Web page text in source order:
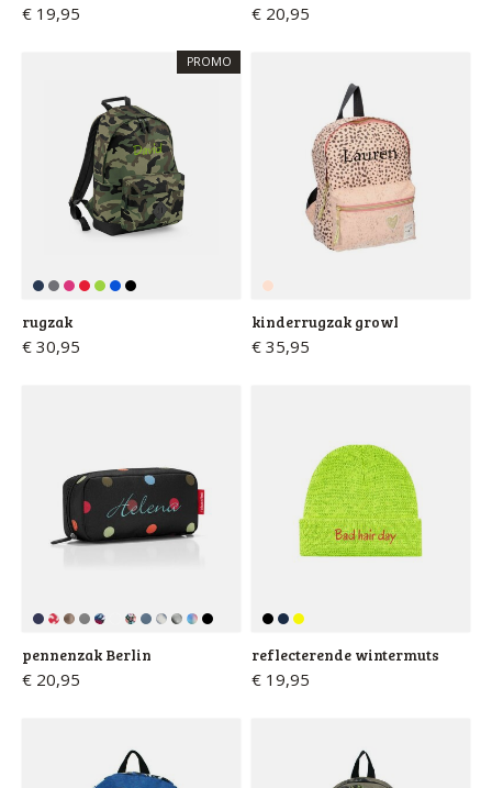
€ 19,95 € 20,95
PROMO
rugzak
€ 30,95
kinderrugzak growl
€ 35,95
pennenzak Berlin
€ 20,95
reflecterende wintermuts
€ 19,95